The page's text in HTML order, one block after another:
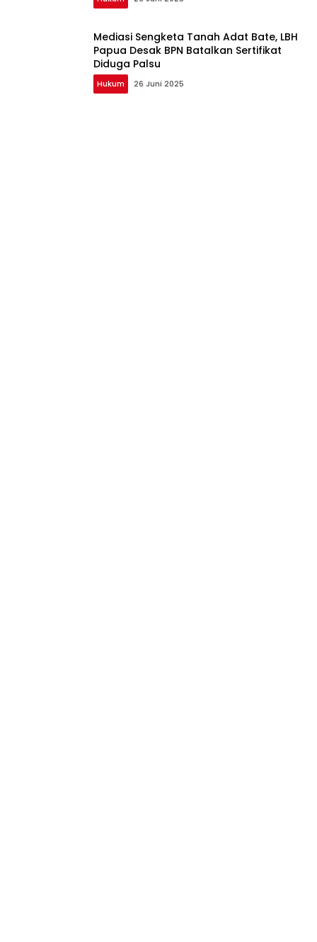
Mediasi Sengketa Tanah Adat Bate, LBH
Papua Desak BPN Batalkan Sertifikat
Diduga Palsu
Hukum 26 Juni 2025